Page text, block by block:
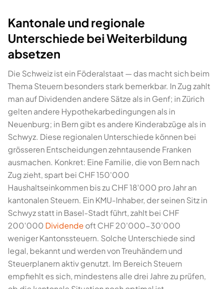
Kantonale und regionale
Unterschiede bei Weiterbildung
absetzen
Die Schweiz ist ein Föderalstaat — das macht sich beim
Thema Steuern besonders stark bemerkbar. In Zug zahlt
man auf Dividenden andere Sätze als in Genf; in Zürich
gelten andere Hypothekarbedingungen als in
Neuenburg; in Bern gibt es andere Kinderabzüge als in
Schwyz. Diese regionalen Unterschiede können bei
grösseren Entscheidungen zehntausende Franken
ausmachen. Konkret: Eine Familie, die von Bern nach
Zug zieht, spart bei CHF 150'000
Haushaltseinkommen bis zu CHF 18'000 pro Jahr an
kantonalen Steuern. Ein KMU-Inhaber, der seinen Sitz in
Schwyz statt in Basel-Stadt führt, zahlt bei CHF
200'000 Dividende oft CHF 20'000-30'000
weniger Kantonssteuern. Solche Unterschiede sind
legal, bekannt und werden von Treuhändern und
Steuerplanern aktiv genutzt. Im Bereich Steuern
empfiehlt es sich, mindestens alle drei Jahre zu prüfen,